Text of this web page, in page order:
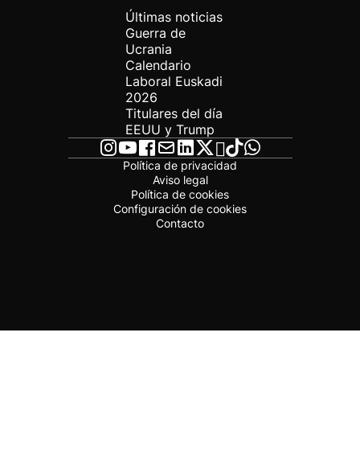
Últimas noticias
Guerra de
Ucrania
Calendario
Laboral Euskadi
2026
Titulares del día
EEUU y Trump
Política de privacidad
Aviso legal
Política de cookies
Configuración de cookies
Contacto